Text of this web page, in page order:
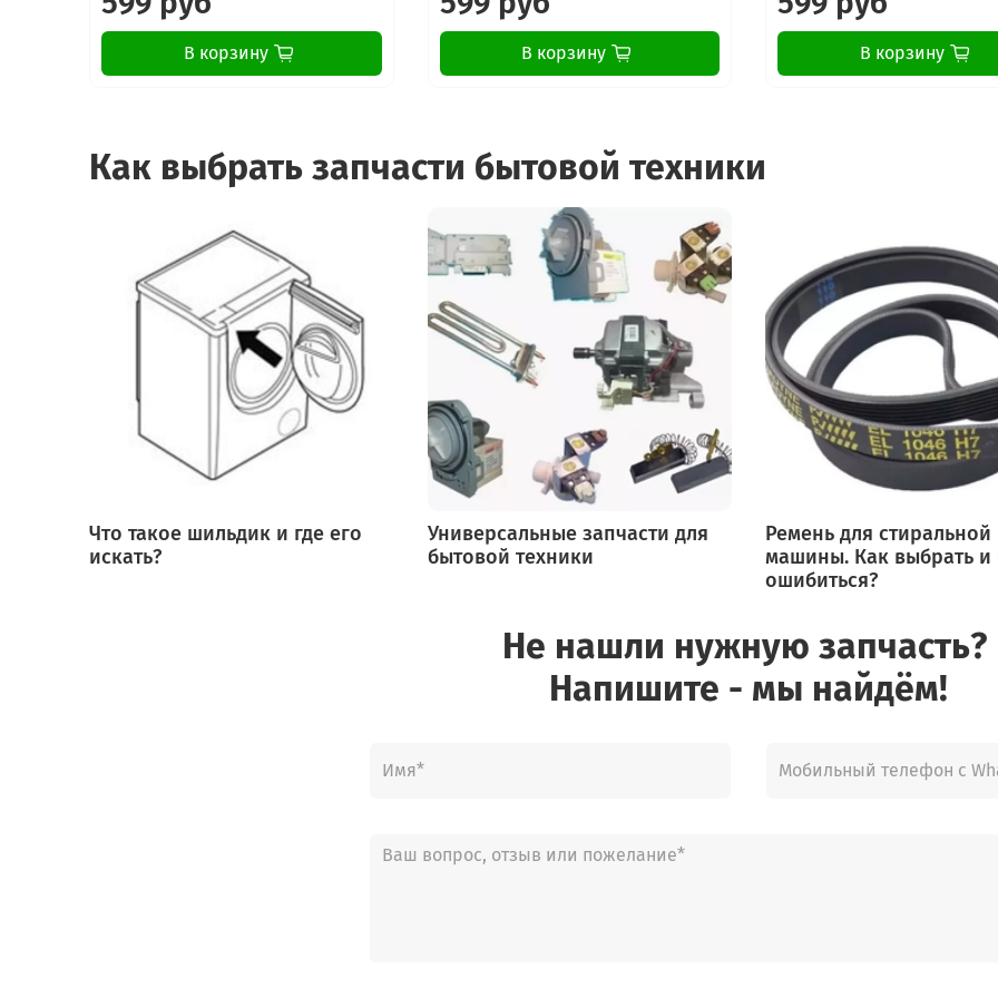
В корзину В корзину В корзину
Как выбрать запчасти бытовой техники
Что такое шильдик и где его
искать?
Универсальные запчасти для
бытовой техники
Ремень для стиральной
машины. Как выбрать и
ошибиться?
Не нашли нужную запчасть?
Напишите - мы найдём!